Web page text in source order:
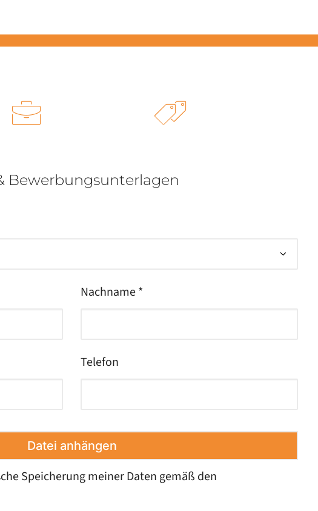
Bewerbungsunterlagen
Nachname *
Telefon
Datei anhängen
Speicherung meiner Daten gemäß den